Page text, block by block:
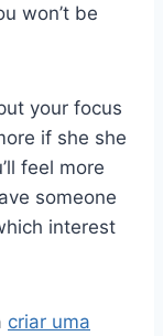
won’t be
your focus
if she she
feel more
someone
interest
criar uma